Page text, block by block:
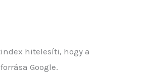
hitelesíti, hogy a
Google.